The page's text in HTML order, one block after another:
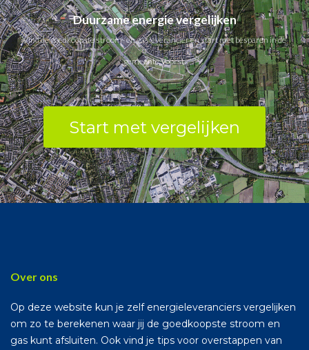
Duurzame energie vergelijken
Vind de goedkoopste stroom- en gasleverancier en start met besparen in de
gemeente Voorst.
Start met vergelijken
Over ons
Op deze website kun je zelf energieleveranciers vergelijken
om zo te berekenen waar jij de goedkoopste stroom en
gas kunt afsluiten. Ook vind je tips voor overstappen van